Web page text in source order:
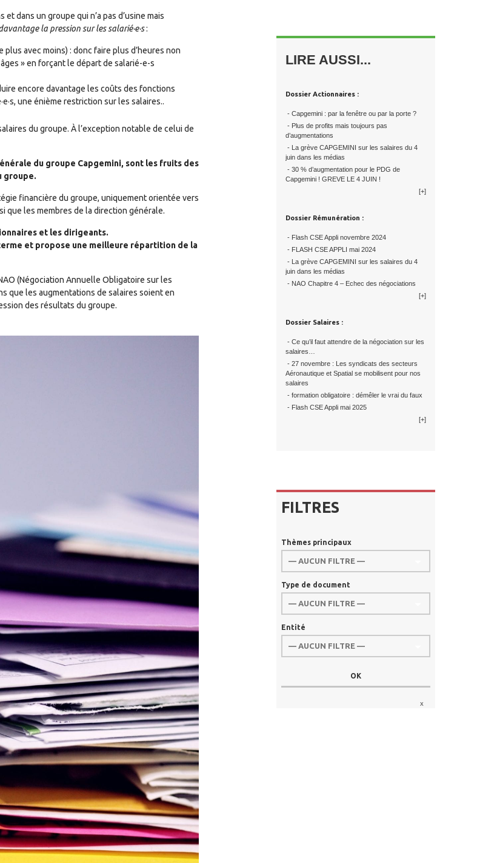
dans un groupe qui n’a pas d’usine mais
la pression sur les salarié·e·s:
avec moins) : donc faire plus d’heures non
» en forçant le départ de salarié-e-s
encore davantage les coûts des fonctions
une énième restriction sur les salaires..
du groupe. À l’exception notable de celui de
du groupe Capgemini, sont les fruits des
groupe.
financière du groupe, uniquement orientée vers
que les membres de la direction générale.
et les dirigeants.
et propose une meilleure répartition de la
(Négociation Annuelle Obligatoire sur les
que les augmentations de salaires soient en
des résultats du groupe.
LIRE AUSSI...
Dossier Actionnaires :
- Capgemini : par la fenêtre ou par la porte ?
- Plus de profits mais toujours pas
d’augmentations
- La grève CAPGEMINI sur les salaires du 4
juin dans les médias
- 30 % d’augmentation pour le PDG de
Capgemini ! GREVE LE 4 JUIN !
[+]
Dossier Rémunération :
- Flash CSE Appli novembre 2024
- FLASH CSE APPLI mai 2024
- La grève CAPGEMINI sur les salaires du 4
juin dans les médias
- NAO Chapitre 4 – Echec des négociations
[+]
Dossier Salaires :
- Ce qu’il faut attendre de la négociation sur les
salaires…
- 27 novembre : Les syndicats des secteurs
Aéronautique et Spatial se mobilisent pour nos
salaires
- formation obligatoire : démêler le vrai du faux
- Flash CSE Appli mai 2025
[+]
FILTRES
Thèmes principaux
Type de document
Entité
x